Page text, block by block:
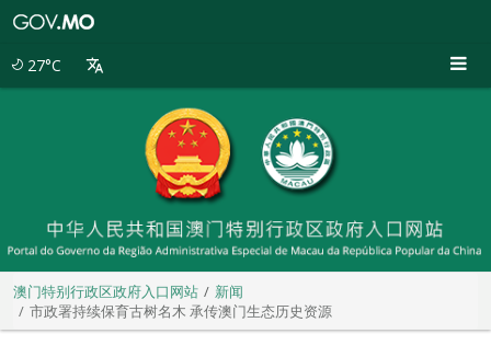
27°C
澳门特别行政区政府入口网站
新闻
市政署持续保育古树名木 承传澳门生态历史资源